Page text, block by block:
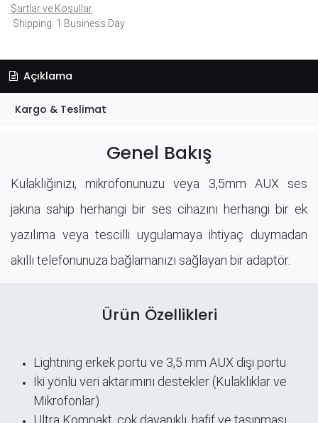
Şartlar ve Koşullar
Shipping: 1 Business Day
Açıklama
Kargo & Teslimat
Genel Bakış
Kulaklığınızı, mikrofonunuzu veya 3,5mm AUX ses
jakına sahip herhangi bir ses cihazını herhangi bir ek
yazılıma veya tescilli uygulamaya ihtiyaç duymadan
akıllı telefonunuza bağlamanızı sağlayan bir adaptör.
Ürün Özellikleri
Lightning erkek portu ve 3,5 mm AUX dişi portu
İki yönlü veri aktarımını destekler (Kulaklıklar ve
Mikrofonlar)